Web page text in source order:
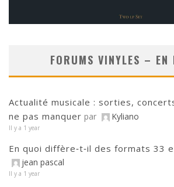
FORUMS VINYLES – EN
Actualité musicale : sorties,
ne pas manquer par Kyliano
Il y a 1 year
En quoi diffère‑t‑il des formats 33
jean pascal
Il y a 1 year